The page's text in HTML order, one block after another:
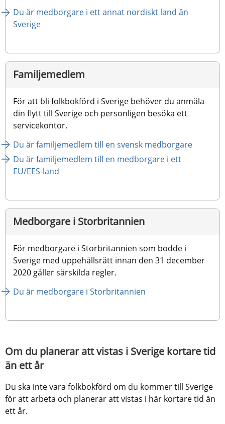
Du är medborgare i ett annat nordiskt land än
Sverige
Familjemedlem
För att bli folkbokförd i Sverige behöver du anmäla
din flytt till Sverige och personligen besöka ett
servicekontor.
Du är familjemedlem till en svensk medborgare
Du är familjemedlem till en medborgare i ett
EU/EES-land
Medborgare i Storbritannien
För medborgare i Storbritannien som bodde i
Sverige med uppehållsrätt innan den 31 december
2020 gäller särskilda regler.
Du är medborgare i Storbritannien
Om du planerar att vistas i Sverige kortare tid
än ett år
Du ska inte vara folkbokförd om du kommer till Sverige
för att arbeta och planerar att vistas i här kortare tid än
ett år.